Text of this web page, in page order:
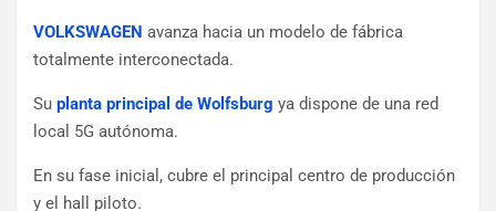
VOLKSWAGEN avanza hacia un modelo de fábrica
totalmente interconectada.
Su planta principal de Wolfsburg ya dispone de una red
local 5G autónoma.
En su fase inicial, cubre el principal centro de producción
y el hall piloto.